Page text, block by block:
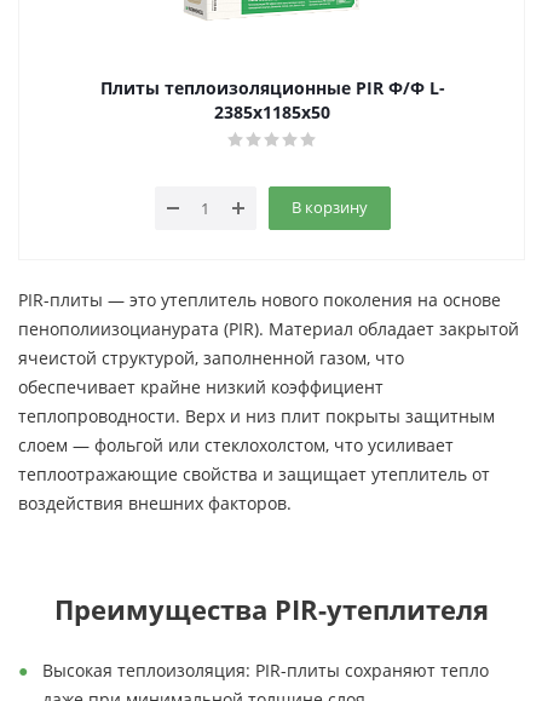
Плиты теплоизоляционные PIR Ф/Ф L-
2385х1185х50
В корзину
PIR-плиты — это утеплитель нового поколения на основе
пенополиизоцианурата (PIR). Материал обладает закрытой
ячеистой структурой, заполненной газом, что
обеспечивает крайне низкий коэффициент
теплопроводности. Верх и низ плит покрыты защитным
слоем — фольгой или стеклохолстом, что усиливает
теплоотражающие свойства и защищает утеплитель от
воздействия внешних факторов.
Преимущества PIR-утеплителя
Высокая теплоизоляция: PIR-плиты сохраняют тепло